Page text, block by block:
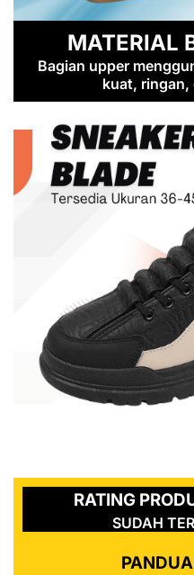
MATERIAL
Bagian upper
kuat, ringan,
RATING
SUDAH